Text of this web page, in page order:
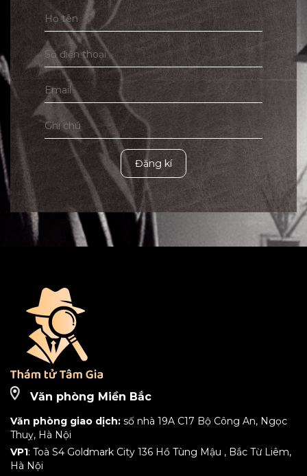
Đăng kí
Văn phòng Miền Bắc
Văn phòng giao dịch: số nhà 19A C17 Bộ Công An, Ngọc
Thuỵ, Hà Nội
VP1: Toà S4 Goldmark City 136 Hồ Tùng Mậu , Bắc Từ Liêm,
Hà Nội